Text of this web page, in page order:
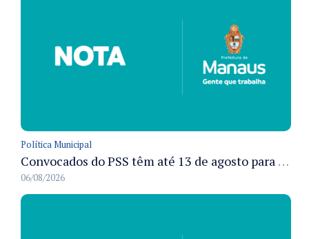
Política Municipal
Convocados do PSS têm até 13 de agosto para cumprir pré-admissionais para vacinação antirrábica animal em Manaus
06/08/2026